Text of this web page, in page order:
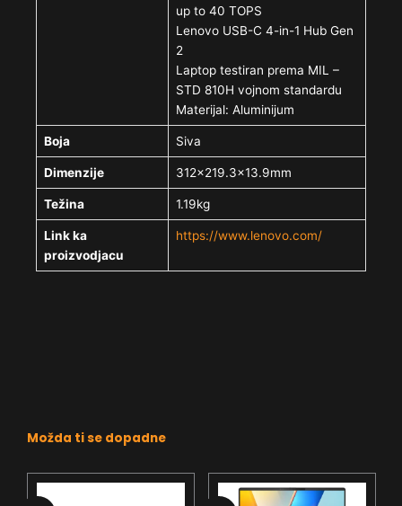
up to 40 TOPS
Lenovo USB-C 4-in-1 Hub Gen
2
Laptop testiran prema MIL –
STD 810H vojnom standardu
Materijal: Aluminijum
Boja Siva
Dimenzije 312×219.3×13.9mm
Težina 1.19kg
Link ka
proizvodjacu
https://www.lenovo.com/
Možda ti se dopadne